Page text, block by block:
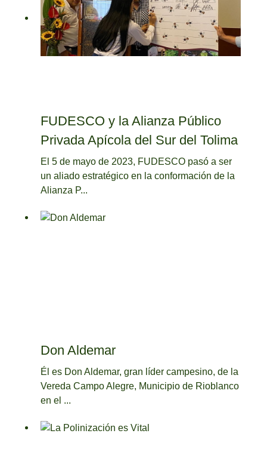
FUDESCO y la Alianza Público
Privada Apícola del Sur del Tolima
El 5 de mayo de 2023, FUDESCO pasó a ser
un aliado estratégico en la conformación de la
Alianza P...
Don Aldemar
Él es Don Aldemar, gran líder campesino, de la
Vereda Campo Alegre, Municipio de Rioblanco
en el ...